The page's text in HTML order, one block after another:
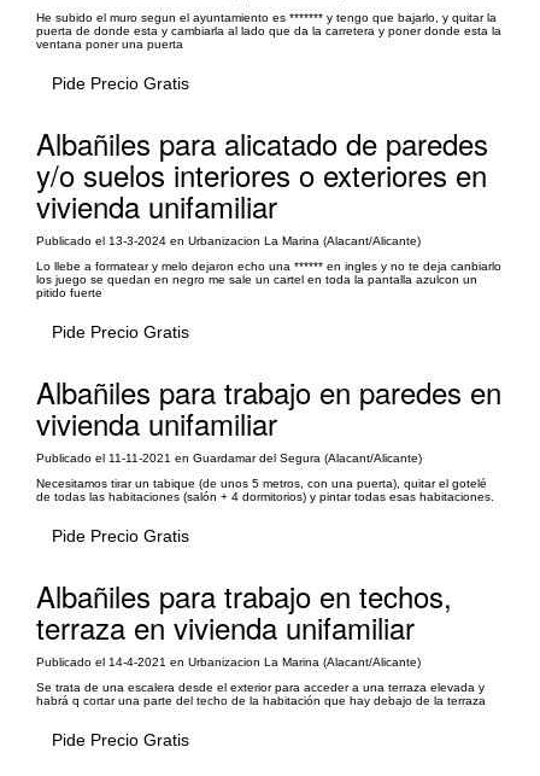
He subido el muro segun el ayuntamiento es ******* y tengo que bajarlo, y quitar la
puerta de donde esta y cambiarla al lado que da la carretera y poner donde esta la
ventana poner una puerta
Pide Precio Gratis
Albañiles para alicatado de paredes
y/o suelos interiores o exteriores en
vivienda unifamiliar
Publicado el 13-3-2024 en Urbanizacion La Marina (Alacant/Alicante)
Lo llebe a formatear y melo dejaron echo una ****** en ingles y no te deja canbiarlo
los juego se quedan en negro me sale un cartel en toda la pantalla azulcon un
pitido fuerte
Pide Precio Gratis
Albañiles para trabajo en paredes en
vivienda unifamiliar
Publicado el 11-11-2021 en Guardamar del Segura (Alacant/Alicante)
Necesitamos tirar un tabique (de unos 5 metros, con una puerta), quitar el gotelé
de todas las habitaciones (salón + 4 dormitorios) y pintar todas esas habitaciones.
Pide Precio Gratis
Albañiles para trabajo en techos,
terraza en vivienda unifamiliar
Publicado el 14-4-2021 en Urbanizacion La Marina (Alacant/Alicante)
Se trata de una escalera desde el exterior para acceder a una terraza elevada y
habrá q cortar una parte del techo de la habitación que hay debajo de la terraza
Pide Precio Gratis